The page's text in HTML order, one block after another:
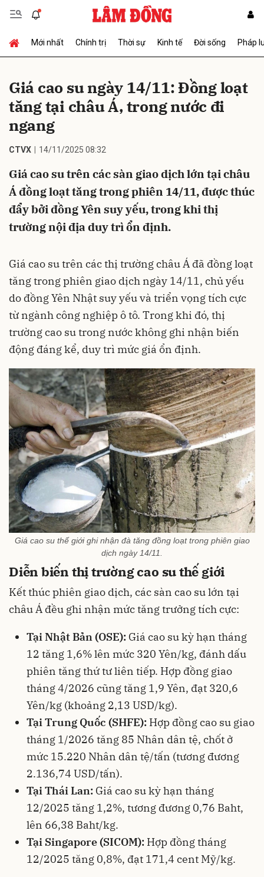
Mới nhất Chính trị Thời sự Kinh tế Đời sống Pháp
Giá cao su ngày 14/11: Đồng loạt
tăng tại châu Á, trong nước đi
ngang
CTVX 14/11/2025 08:32
Giá cao su trên các sàn giao dịch lớn tại châu
Á đồng loạt tăng trong phiên 14/11, được thúc
đẩy bởi đồng Yên suy yếu, trong khi thị
trường nội địa duy trì ổn định.
Giá cao su trên các thị trường châu Á đã đồng loạt
tăng trong phiên giao dịch ngày 14/11, chủ yếu
do đồng Yên Nhật suy yếu và triển vọng tích cực
từ ngành công nghiệp ô tô. Trong khi đó, thị
trường cao su trong nước không ghi nhận biến
động đáng kể, duy trì mức giá ổn định.
Giá cao su thế giới ghi nhận đà tăng đồng loạt trong phiên giao
dịch ngày 14/11.
Diễn biến thị trường cao su thế giới
Kết thúc phiên giao dịch, các sàn cao su lớn tại
châu Á đều ghi nhận mức tăng trưởng tích cực:
Tại Nhật Bản (OSE): Giá cao su kỳ hạn tháng
12 tăng 1,6% lên mức 320 Yên/kg, đánh dấu
phiên tăng thứ tư liên tiếp. Hợp đồng giao
tháng 4/2026 cũng tăng 1,9 Yên, đạt 320,6
Yên/kg (khoảng 2,13 USD/kg).
Tại Trung Quốc (SHFE): Hợp đồng cao su giao
tháng 1/2026 tăng 85 Nhân dân tệ, chốt ở
mức 15.220 Nhân dân tệ/tấn (tương đương
2.136,74 USD/tấn).
Tại Thái Lan: Giá cao su kỳ hạn tháng
12/2025 tăng 1,2%, tương đương 0,76 Baht,
lên 66,38 Baht/kg.
Tại Singapore (SICOM): Hợp đồng tháng
12/2025 tăng 0,8%, đạt 171,4 cent Mỹ/kg.
Gửi bình luận
Hủy Gửi